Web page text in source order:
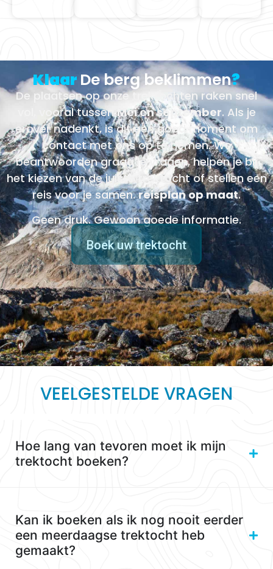
Klaar De berg beklimmen?
De plaatsen op onze trektochten raken snel
vol, vooral tussenMei en september. Als je
erover nadenkt, is dit een goed moment om
contact met ons op te nemen. We
beantwoorden graag je vragen, helpen je bij
het kiezen van de juiste trektocht of stellen een
reis voor je samen.reisplan op maat.
Geen druk. Gewoon goede informatie.
Boek uw trektocht
VEELGESTELDE VRAGEN
Hoe lang van tevoren moet ik mijn
trektocht boeken?
Kan ik boeken als ik nog nooit eerder
een meerdaagse trektocht heb
gemaakt?